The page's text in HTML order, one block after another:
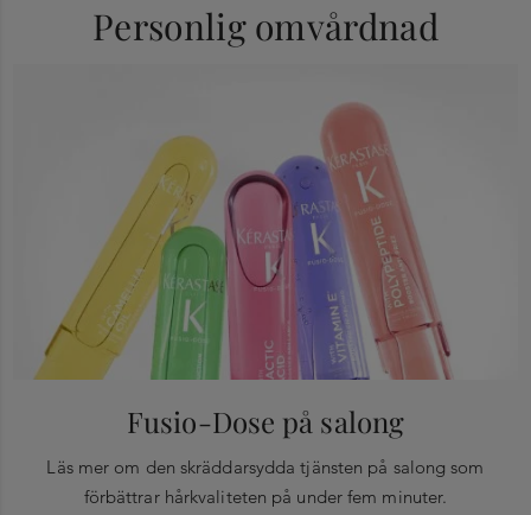
Personlig omvårdnad
Fusio-Dose på salong
Läs mer om den skräddarsydda tjänsten på salong som
förbättrar hårkvaliteten på under fem minuter.